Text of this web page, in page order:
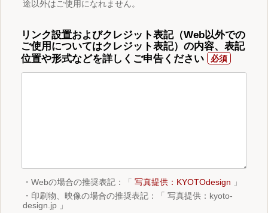
途以外はご使用になれません。
リンク設置およびクレジット表記（Web以外での
ご使用についてはクレジット表記）の内容、表記
位置や形式などを詳しくご申告ください
・Webの場合の推奨表記：「 写真提供：KYOTOdesign 」
・印刷物、映像の場合の推奨表記：「 写真提供：kyoto-
design.jp 」